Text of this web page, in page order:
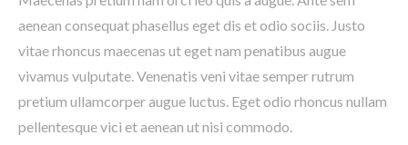
aenean consequat phasellus eget dis et odio sociis. Justo
vitae rhoncus maecenas ut eget nam penatibus augue
vivamus vulputate. Venenatis veni vitae semper rutrum
pretium ullamcorper augue luctus. Eget odio rhoncus nullam
pellentesque vici et aenean ut nisi commodo.